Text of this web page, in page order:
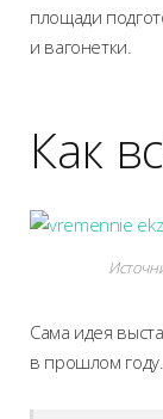
площади
и вагонетки.
Как
Сама идея
в прошлом году.